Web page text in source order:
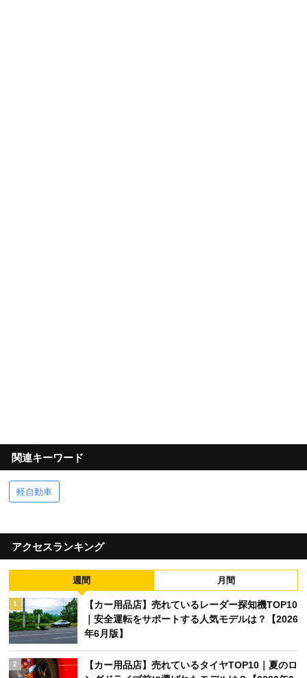
関連キーワード
軽自動車
アクセスランキング
週間 月間
1
【カー用品店】売れているレーダー探知機TOP10
｜安全運転をサポートする人気モデルは？【2026
年6月版】
2
【カー用品店】売れているタイヤTOP10｜夏のロ